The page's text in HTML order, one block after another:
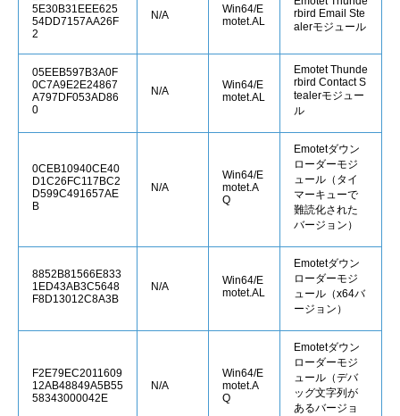
5E30B31EEE625
54DD7157AA26F
2
N/A
Win64/E
motet.AL
rbird Email Ste
alerモジュール
05EEB597B3A0F
0C7A9E2E24867
A797DF053AD86
0
N/A
Win64/E
motet.AL
Emotet Thunde
rbird Contact S
tealerモジュー
ル
0CEB10940CE40
D1C26FC117BC2
D599C491657AE
B
N/A
Win64/E
motet.A
Q
Emotetダウン
ローダーモジ
ュール（タイ
マーキューで
難読化された
バージョン）
8852B81566E833
1ED43AB3C5648
F8D13012C8A3B
N/A
Win64/E
motet.AL
Emotetダウン
ローダーモジ
ュール（x64バ
ージョン）
F2E79EC2011609
12AB48849A5B55
58343000042E
N/A
Win64/E
motet.A
Q
Emotetダウン
ローダーモジ
ュール（デバ
ッグ文字列が
あるバージョ